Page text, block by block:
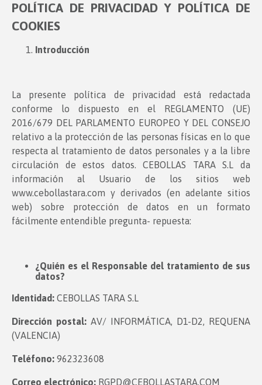
POLÍTICA DE PRIVACIDAD Y POLÍTICA DE
COOKIES
Introducción
La presente política de privacidad está redactada
conforme lo dispuesto en el REGLAMENTO (UE)
2016/679 DEL PARLAMENTO EUROPEO Y DEL CONSEJO
relativo a la protección de las personas físicas en lo que
respecta al tratamiento de datos personales y a la libre
circulación de estos datos. CEBOLLAS TARA S.L da
información al Usuario de los sitios web
www.cebollastara.com y derivados (en adelante sitios
web) sobre protección de datos en un formato
fácilmente entendible pregunta- repuesta:
¿Quién es el Responsable del tratamiento de sus
datos?
Identidad: CEBOLLAS TARA S.L
Dirección postal: AV/ INFORMÁTICA, D1-D2, REQUENA
(VALENCIA)
Teléfono: 962323608
Correo electrónico: RGPD@CEBOLLASTARA.COM